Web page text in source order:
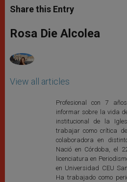
t
s
p
p
s
e
g
e
e
b
o
k
r
Share this Entry
Rosa Die Alcolea
View all articles
Profesional con 7
informar sobre la vida
institucional de la
trabajar como crítica
colaboradora en
Nació en Córdoba, el
licenciatura en
en Universidad CEU
Ha trabajado como